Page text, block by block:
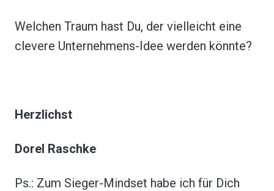
Welchen Traum hast Du, der vielleicht eine
clevere Unternehmens-Idee werden könnte?
Herzlichst
Dorel Raschke
Ps.: Zum Sieger-Mindset habe ich für Dich